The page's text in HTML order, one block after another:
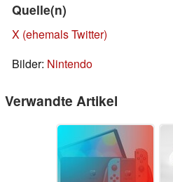
Quelle(n)
X (ehemals Twitter)
Bilder: Nintendo
Verwandte Artikel